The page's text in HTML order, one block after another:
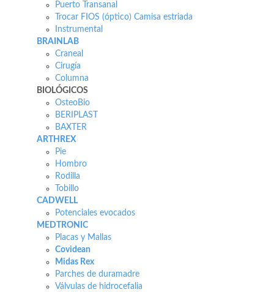
Puerto Transanal
Trocar FIOS (óptico) Camisa estriada
Instrumental
BRAINLAB
Craneal
Cirugía
Columna
BIOLÓGICOS
OsteoBio
BERIPLAST
BAXTER
ARTHREX
Pie
Hombro
Rodilla
Tobillo
CADWELL
Potenciales evocados
MEDTRONIC
Placas y Mallas
Covidean
Midas Rex
Parches de duramadre
Válvulas de hidrocefalia